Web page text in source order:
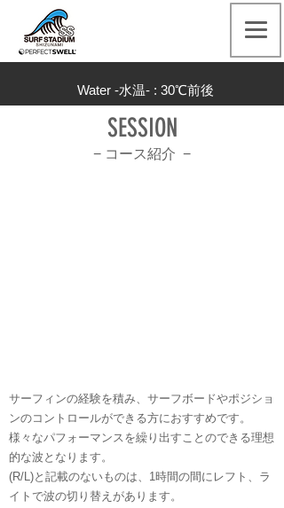
Water -水温- : 30℃前後
SESSION
− コース紹介 −
サーフィンの経験を積み、サーフボードやポジショ
ンのコントロールができる方におすすめです。
様々なパフォーマンスを繰り出すことのできる理想
的な波となります。
(R/L)と記載のないものは、1時間の間にレフト、ラ
イトで波の切り替えがあります。